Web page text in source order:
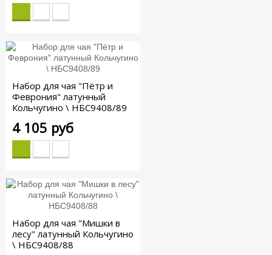
Набор для чая "Пётр и
Феврония" латунный
Кольчугино \ НБС9408/89
4 105 руб
Набор для чая "Мишки в
лесу" латунный Кольчугино
\ НБС9408/88